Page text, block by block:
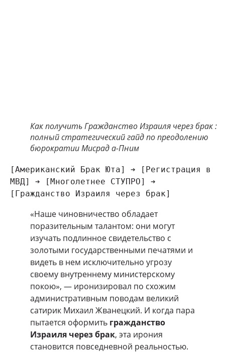
Как получить Гражданство Израиля через брак :
полный стратегический гайд по преодолению
бюрократии Мисрад а-Пним
[Американский Брак Юта] ➔ [Регистрация в
МВД] ➔ [Многолетнее СТУПРО] ➔
«Наше чиновничество обладает
поразительным талантом: они могут
изучать подлинное свидетельство с
золотыми государственными печатями и
видеть в нем исключительно угрозу
своему внутреннему министерскому
покою», — иронизировал по схожим
административным поводам великий
сатирик Михаил Жванецкий. И когда пара
пытается оформить гражданство
Израиля через брак, эта ирония
становится повседневной реальностью.